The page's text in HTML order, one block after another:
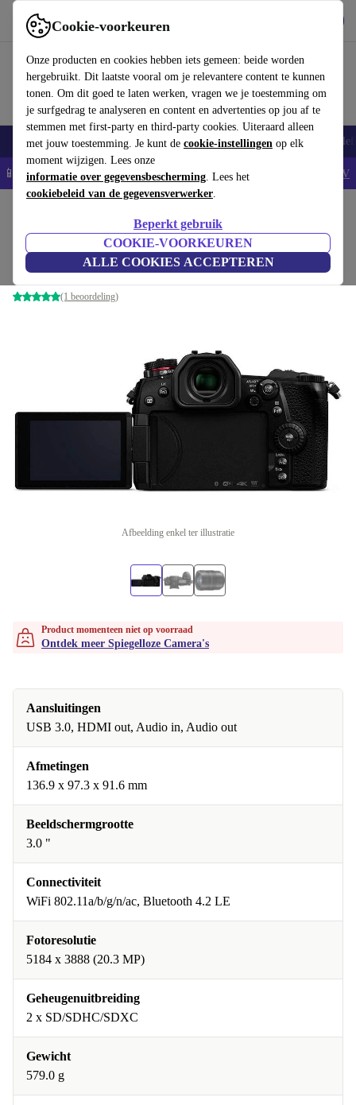
Cookie-voorkeuren
Onze producten en cookies hebben iets gemeen: beide worden
hergebruikt. Dit laatste vooral om je relevantere content te kunnen
tonen. Om dit goed te laten werken, vragen we je toestemming om
je surfgedrag te analyseren en content en advertenties op jou af te
stemmen met first-party en third-party cookies. Uiteraard alleen
met jouw toestemming. Je kunt de cookie-instellingen op elk
moment wijzigen. Lees onze
informatie over gegevensbescherming. Lees het
cookiebeleid van de gegevensverwerker.
Beperkt gebruik
COOKIE-VOORKEUREN
ALLE COOKIES ACCEPTEREN
Gebruik refurbed snel en eenvoudig
Smartphones Laptops Tablets Smartwatches Accessoires
📱5% EXTRA korting op alle iPhones – Code: IPHONEDEAL - AV
Panasonic Lumix DC-G9
Leica DG Vario Elmarit 12-60mm 2.8-4.0 ASPH | Zwart
(1 beoordeling)
Afbeelding enkel ter illustratie
Product momenteen niet op voorraad
Ontdek meer Spiegelloze Camera's
Aansluitingen
USB 3.0, HDMI out, Audio in, Audio out
Afmetingen
136.9 x 97.3 x 91.6 mm
Beeldschermgrootte
3.0 "
Connectiviteit
WiFi 802.11a/b/g/n/ac, Bluetooth 4.2 LE
Fotoresolutie
5184 x 3888 (20.3 MP)
Geheugenuitbreiding
2 x SD/SDHC/SDXC
Gewicht
579.0 g